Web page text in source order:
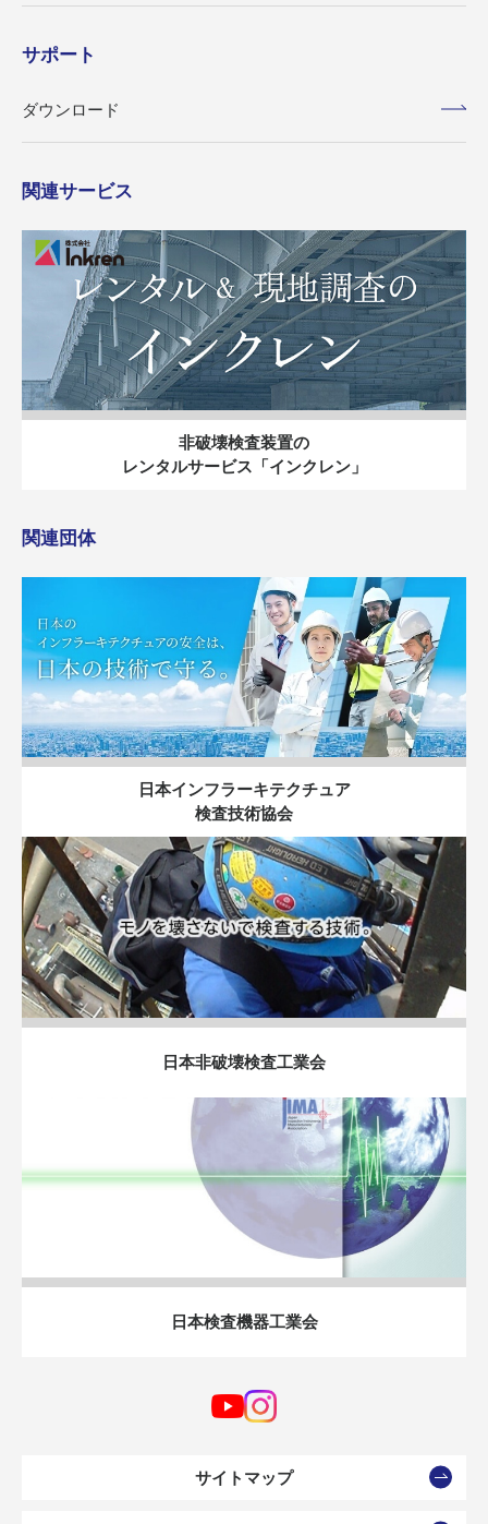
サポート
ダウンロード
関連サービス
非破壊検査装置の
レンタルサービス「インクレン」
関連団体
日本インフラーキテクチュア
検査技術協会
日本非破壊検査工業会
日本検査機器工業会
サイトマップ